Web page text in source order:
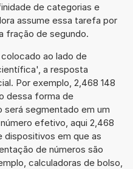
de categorias e
assume essa tarefa por
fração de segundo.
ao lado de
a resposta
Por exemplo, 2,468 148
dessa forma de
será segmentado em um
efetivo, aqui 2,468
dispositivos em que as
de números são
calculadoras de bolso,